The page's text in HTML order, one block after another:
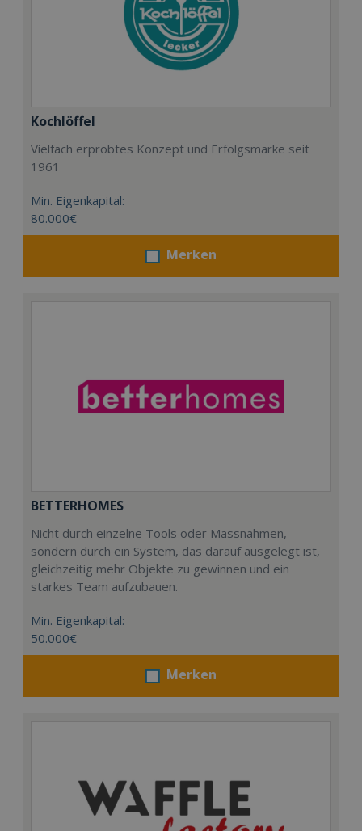
Kochlöffel
Vielfach erprobtes Konzept und Erfolgsmarke seit
1961
Min. Eigenkapital:
80.000€
Merken
BETTERHOMES
Nicht durch einzelne Tools oder Massnahmen,
sondern durch ein System, das darauf ausgelegt ist,
gleichzeitig mehr Objekte zu gewinnen und ein
starkes Team aufzubauen.
Min. Eigenkapital:
50.000€
Merken